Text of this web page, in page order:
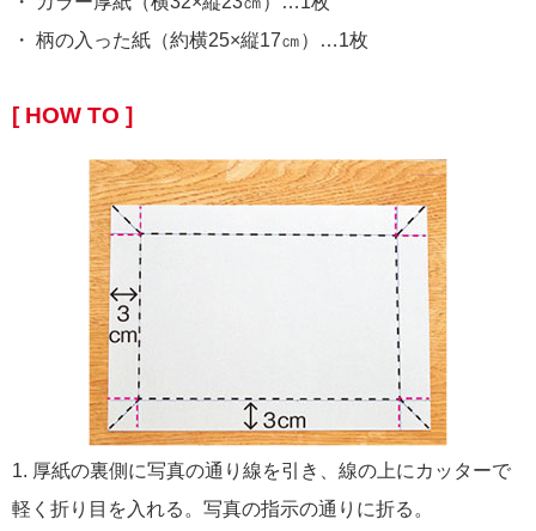
・ 柄の入った紙（約横25×縦17㎝）…1枚
[ HOW TO ]
1. 厚紙の裏側に写真の通り線を引き、線の上にカッターで
軽く折り目を入れる。写真の指示の通りに折る。